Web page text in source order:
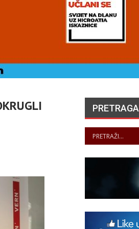
AU SEIN DES…
PANOPTICUM
PRETRAGA